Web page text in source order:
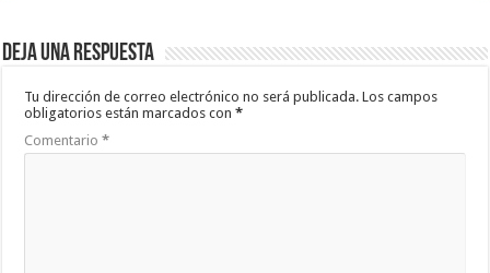
Deja una respuesta
Tu dirección de correo electrónico no será publicada. Los campos
obligatorios están marcados con*
Comentario*